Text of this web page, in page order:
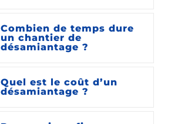
Combien de temps dure
un chantier de
désamiantage ?
Quel est le coût d’un
désamiantage ?